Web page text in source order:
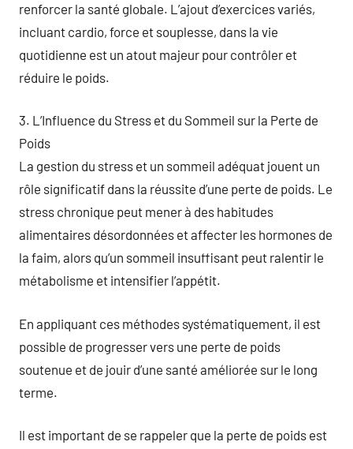
renforcer la santé globale. L’ajout d’exercices variés,
incluant cardio, force et souplesse, dans la vie
quotidienne est un atout majeur pour contrôler et
réduire le poids.
3. L’Influence du Stress et du Sommeil sur la Perte de
Poids
La gestion du stress et un sommeil adéquat jouent un
rôle significatif dans la réussite d’une perte de poids. Le
stress chronique peut mener à des habitudes
alimentaires désordonnées et affecter les hormones de
la faim, alors qu’un sommeil insuffisant peut ralentir le
métabolisme et intensifier l’appétit.
En appliquant ces méthodes systématiquement, il est
possible de progresser vers une perte de poids
soutenue et de jouir d’une santé améliorée sur le long
terme.
Il est important de se rappeler que la perte de poids est